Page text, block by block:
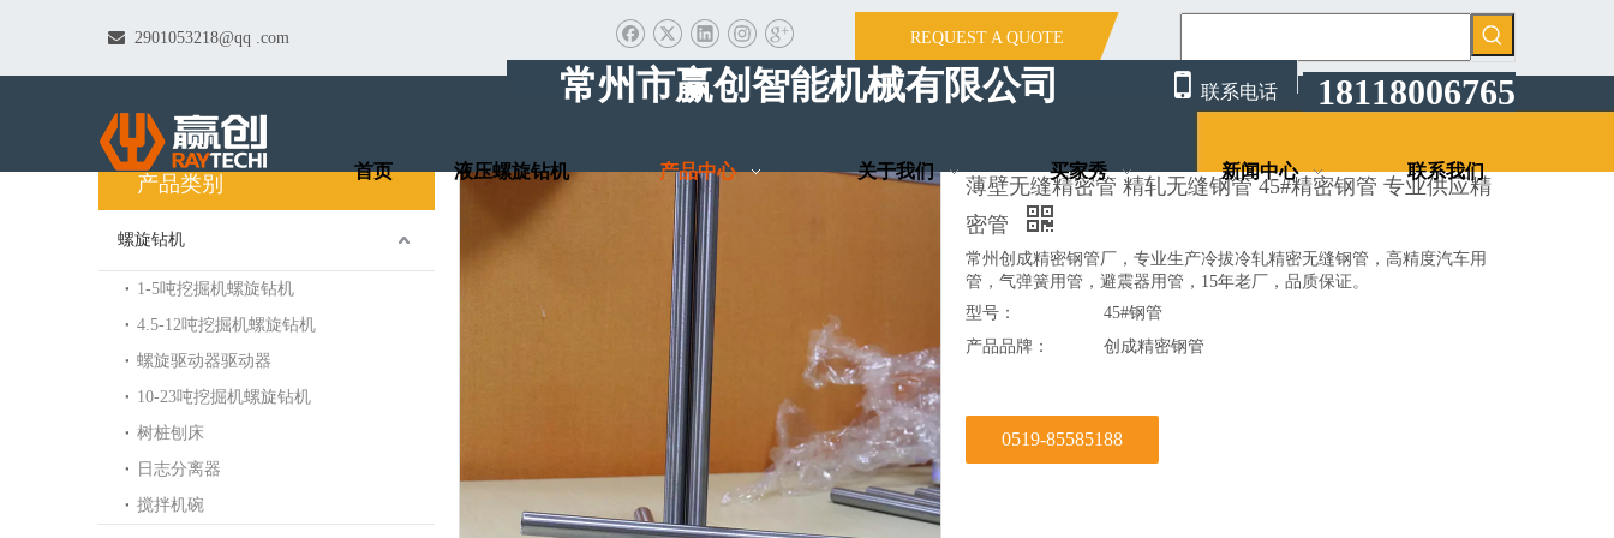
 2901053218@qq .com REQUEST A QUOTE
常州市赢创智能机械有限公司  联系电话 18118006765
首页 液压螺旋钻机 产品中心 关于我们 买家秀 新闻中心 联系我们
产品中心 首页 / 产品中心 / 液压泵 / 薄壁无缝精密管 精轧无缝钢管 45#精密钢管 专业供应精密管
产品类别
螺旋钻机
1-5吨挖掘机螺旋钻机
4.5-12吨挖掘机螺旋钻机
螺旋驱动器驱动器
10-23吨挖掘机螺旋钻机
树桩刨床
日志分离器
搅拌机碗
薄壁无缝精密管 精轧无缝钢管 45#精密钢管 专业供应精
密管
常州创成精密钢管厂，专业生产冷拔冷轧精密无缝钢管，高精度汽车用
管，气弹簧用管，避震器用管，15年老厂，品质保证。
型号：
45#钢管
产品品牌：
创成精密钢管
0519-85585188